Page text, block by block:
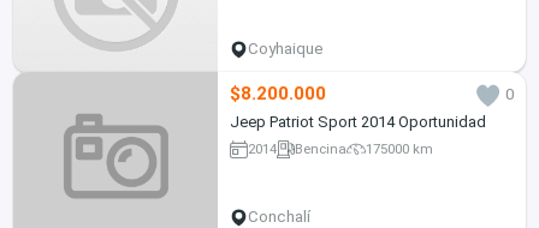
Coyhaique
$8.200.000
0
Jeep Patriot Sport 2014 Oportunidad
2014 Bencina 175000 km
Conchalí